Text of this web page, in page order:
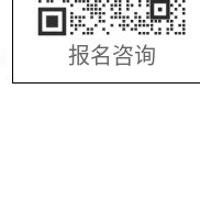
报名咨询